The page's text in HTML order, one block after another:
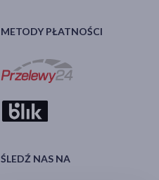
METODY PŁATNOŚCI
ŚLEDŹ NAS NA